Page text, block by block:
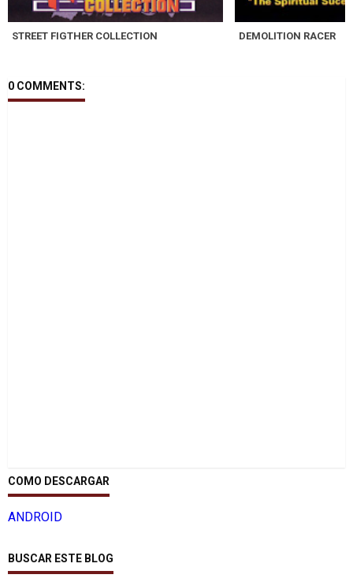
STREET FIGTHER COLLECTION DEMOLITION RACER
0 COMMENTS:
COMO DESCARGAR
ANDROID
BUSCAR ESTE BLOG